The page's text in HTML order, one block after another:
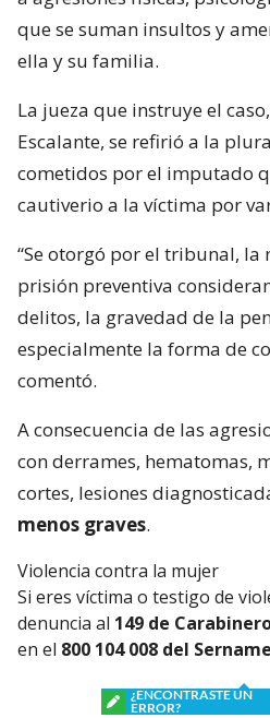
que se suman insultos y
ella y su familia.
La jueza que instruye el
Escalante, se refirió a la
cometidos por el imputado
cautiverio a la víctima por
“Se otorgó por el tribunal,
prisión preventiva
delitos, la gravedad de la
especialmente la forma de
comentó.
A consecuencia de las
con derrames, hematomas,
cortes, lesiones
menos graves.
Violencia contra la mujer
Si eres víctima o testigo de
denuncia al 149 de
en el 800 104 008 del
¿ENCONTRASTE UN
ERROR?